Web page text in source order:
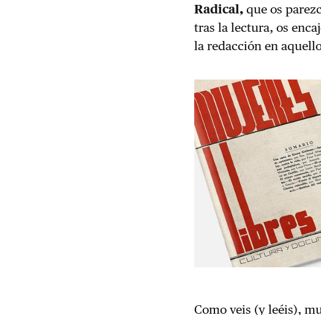
Radical, que os
tras la lectura, os
la redacción en
Como veis (y leéis),